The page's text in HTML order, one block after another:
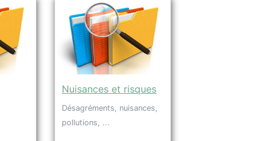
Nuisances et risques
Désagréments, nuisances,
pollutions, ...